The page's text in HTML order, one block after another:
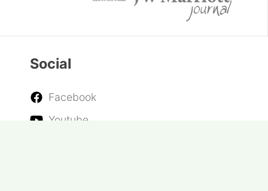
Havaianas lansează o colecție de șlapi cu